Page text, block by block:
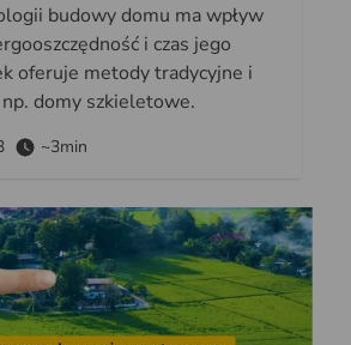
budowy domu ma wpływ
i czas jego
oferuje metody tradycyjne i
domy szkieletowe.
~3min